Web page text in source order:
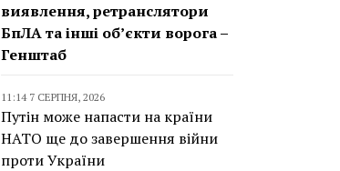
виявлення, ретранслятори
БпЛА та інші об’єкти ворога –
Генштаб
11:14 7 СЕРПНЯ, 2026
Путін може напасти на країни
НАТО ще до завершення війни
проти України